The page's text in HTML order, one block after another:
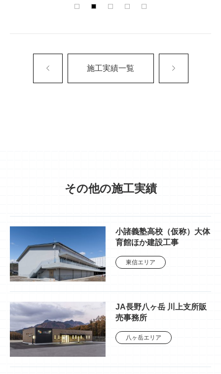
施工実績一覧
その他の施工実績
小諸義塾高校（仮称）大体
育館ほか建設工事
東信エリア
JA長野八ヶ岳 川上支所販
売事務所
八ヶ岳エリア